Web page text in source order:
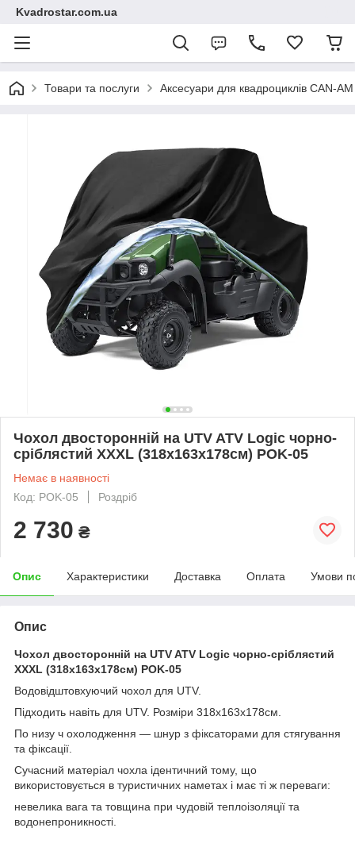
Kvadrostar.com.ua
Товари та послуги Аксесуари для квадроциклів CAN-
Чохол двосторонній на UTV ATV Logic чорно-
сріблястий XXXL (318x163x178см) POK-05
Немає в наявності
Код: POK-05
Роздріб
2 730 ₴
Опис Характеристики Доставка Оплата Умови
Опис
Чохол двосторонній на UTV ATV Logic чорно-сріблястий
XXXL (318x163x178см) POK-05
Водовідштовхуючий чохол для UTV.
Підходить навіть для UTV. Розміри 318x163x178см.
По низу ч охолодження — шнур з фіксаторами для стягування
та фіксації.
Сучасний матеріал чохла ідентичний тому, що
використовується в туристичних наметах і має ті ж переваги:
невелика вага та товщина при чудовій теплоізоляції та
водонепроникності.